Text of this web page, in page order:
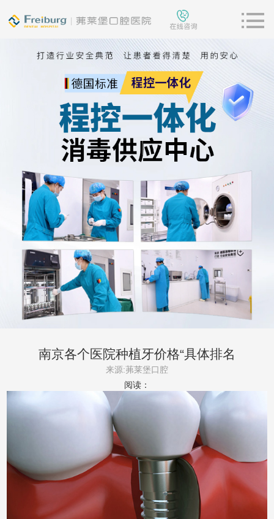
南京各个医院种植牙价格“具体排名
TOP5”3000的种植牙怎么样
来源:茀莱堡口腔
阅读：